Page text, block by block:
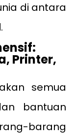
di antara
Printer,
semua
bantuan
barang